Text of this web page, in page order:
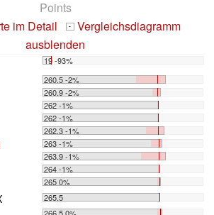
Points
im Detail - Vergleichsdiagramm
ausblenden
19 -93%
260.5 -2%
260.9 -2%
262 -1%
262 -1%
262.3 -1%
263 -1%
263.9 -1%
264 -1%
265 0%
265.5
266.5 0%